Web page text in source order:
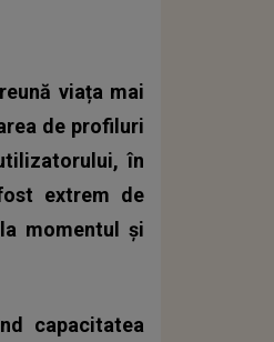
viața mai
de profiluri
în
extrem de
momentul și
capacitatea